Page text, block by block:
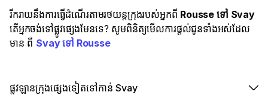
រីករាយនឹងការធ្វើដំណើរតាមរថយន្តក្រុងរបស់អ្នកពី Rousse ទៅ Svay
តើអ្នកចង់ទៅផ្លូវផ្សេងមែនទេ? សូមពិនិត្យមើលការផ្តល់ជូនទាំងអស់ដែល
មាន ពី Svay ទៅ Rousse
ផ្លូវឡានក្រុងផ្សេងទៀតទៅកាន់ Svay